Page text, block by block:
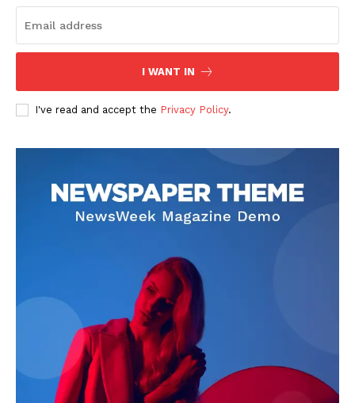
I WANT IN
I've read and accept the Privacy Policy.